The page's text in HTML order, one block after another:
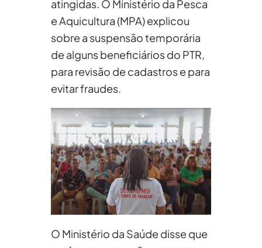
atingidas. O Ministério da Pesca
e Aquicultura (MPA) explicou
sobre a suspensão temporária
de alguns beneficiários do PTR,
para revisão de cadastros e para
evitar fraudes.
O Ministério da Saúde disse que